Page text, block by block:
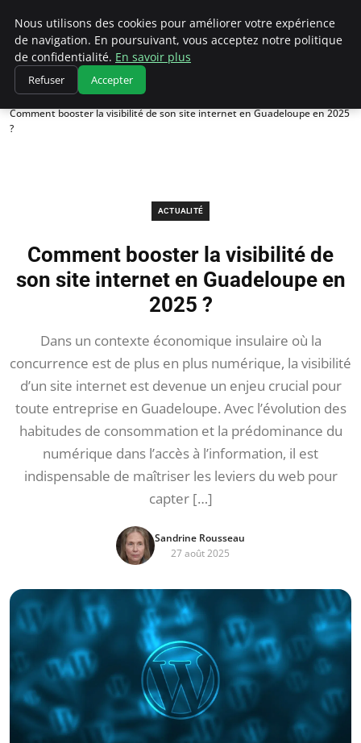
Chasseur De Tête
Accueil
Actualité
Comment booster la visibilité de son site internet en Guadeloupe en 2025
?
ACTUALITÉ
Comment booster la visibilité de
son site internet en Guadeloupe en
2025 ?
Dans un contexte économique insulaire où la
concurrence est de plus en plus numérique, la visibilité
d’un site internet est devenue un enjeu crucial pour
toute entreprise en Guadeloupe. Avec l’évolution des
habitudes de consommation et la prédominance du
numérique dans l’accès à l’information, il est
indispensable de maîtriser les leviers du web pour
capter […]
Sandrine Rousseau
27 août 2025
Nous utilisons des cookies pour améliorer votre expérience
de navigation. En poursuivant, vous acceptez notre politique
de confidentialité. En savoir plus
Refuser Accepter